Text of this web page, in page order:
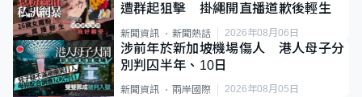
遭群起狙擊 掛繩開直播道歉後輕生
新聞資訊 新聞熱話 2026年08月06日
涉前年於新加坡機場傷人 港人母子分
別判囚半年、10日
新聞資訊 兩岸國際 2026年08月05日